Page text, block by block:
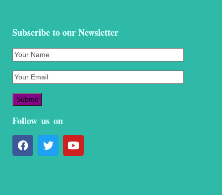
Subscribe to our Newsletter
Follow us on